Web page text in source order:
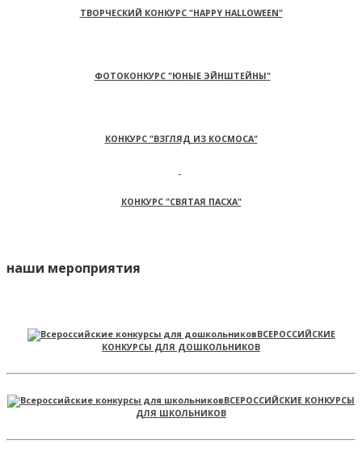
ТВОРЧЕСКИЙ КОНКУРС "HAPPY HALLOWEEN"
ФОТОКОНКУРС "ЮНЫЕ ЭЙНШТЕЙНЫ"
КОНКУРС "ВЗГЛЯД ИЗ КОСМОСА"
КОНКУРС "СВЯТАЯ ПАСХА"
наши мероприятия
ВСЕРОССИЙСКИЕ
КОНКУРСЫ ДЛЯ ДОШКОЛЬНИКОВ
ВСЕРОССИЙСКИЕ КОНКУРСЫ
ДЛЯ ШКОЛЬНИКОВ